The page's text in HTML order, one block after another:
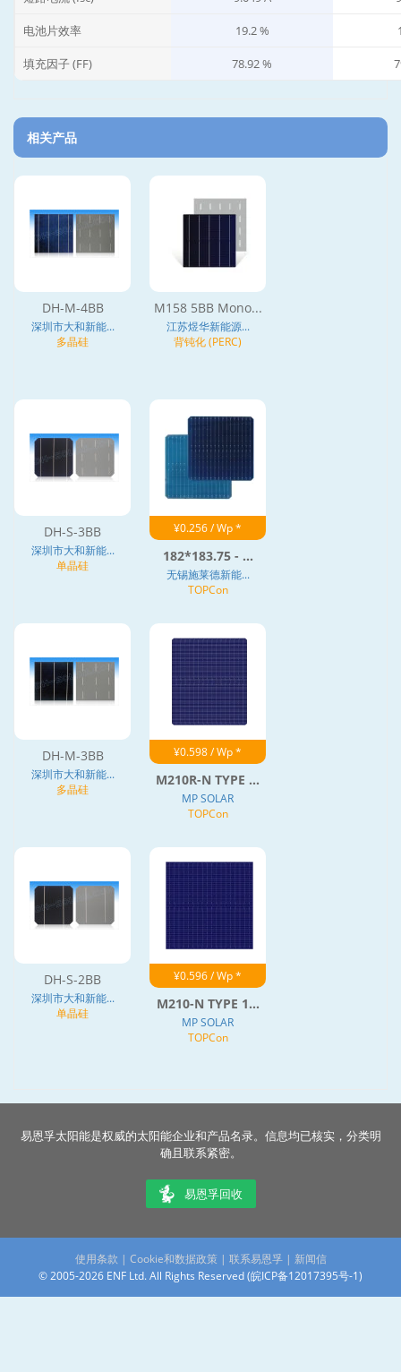
电池片效率 19.2 %
填充因子 (FF) 78.92 %
相关产品
DH-M-4BB
深圳市大和新能...
多晶硅
M158 5BB Mono...
江苏煜华新能源...
背钝化 (PERC)
DH-S-3BB
深圳市大和新能...
单晶硅
¥0.256 / Wp *
182*183.75 - ...
无锡施莱德新能...
TOPCon
DH-M-3BB
深圳市大和新能...
多晶硅
¥0.598 / Wp *
M210R-N TYPE ...
MP SOLAR
TOPCon
DH-S-2BB
深圳市大和新能...
单晶硅
¥0.596 / Wp *
M210-N TYPE 1...
MP SOLAR
TOPCon
易恩孚太阳能是权威的太阳能企业和产品名录。信息均已核实，分类明
确且联系紧密。
易恩孚回收
使用条款 | Cookie和数据政策| 联系易恩孚 | 新闻信
© 2005-2026 ENF Ltd. All Rights Reserved (皖ICP备12017395号-1)